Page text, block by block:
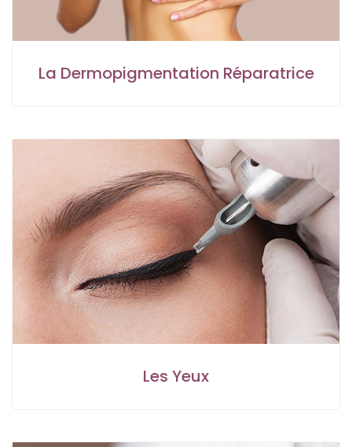
La Dermopigmentation Réparatrice
Les Yeux